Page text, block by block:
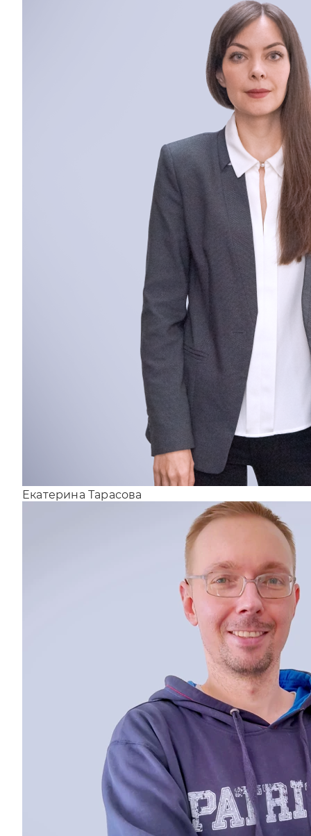
Екатерина Тарасова
Отправляя форму, Вы принимаете
политику
конфиденциальности